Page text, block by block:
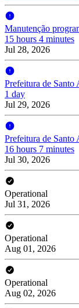
Manutenção
15 hours 4 minutes
Jul 28, 2026
Prefeitura de Santo
1 day
Jul 29, 2026
Prefeitura de Santo
16 hours 7 minutes
Jul 30, 2026
Operational
Jul 31, 2026
Operational
Aug 01, 2026
Operational
Aug 02, 2026